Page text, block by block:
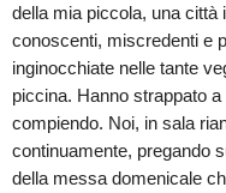
della mia piccola, una città
conoscenti, miscredenti e
inginocchiate nelle tante
piccina. Hanno strappato
compiendo. Noi, in sala
continuamente, pregando
della messa domenicale